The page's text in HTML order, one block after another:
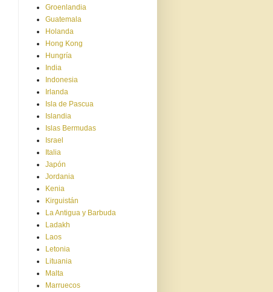
Groenlandia
Guatemala
Holanda
Hong Kong
Hungría
India
Indonesia
Irlanda
Isla de Pascua
Islandia
Islas Bermudas
Israel
Italia
Japón
Jordania
Kenia
Kirguistán
La Antigua y Barbuda
Ladakh
Laos
Letonia
Lituania
Malta
Marruecos